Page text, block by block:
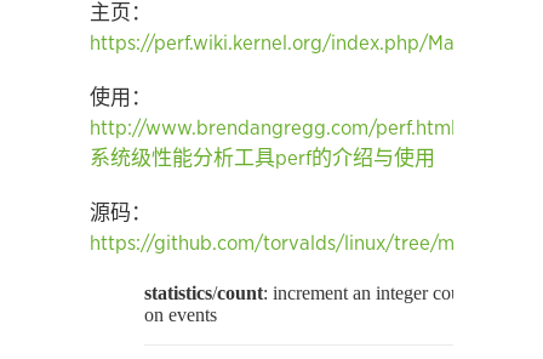
主页：
https://perf.wiki.kernel.org/index.php/Main_Page
使用：
http://www.brendangregg.com/perf.html
系统级性能分析工具perf的介绍与使用
源码：
https://github.com/torvalds/linux/tree/master/
statistics/count: increment an integer counter
on events